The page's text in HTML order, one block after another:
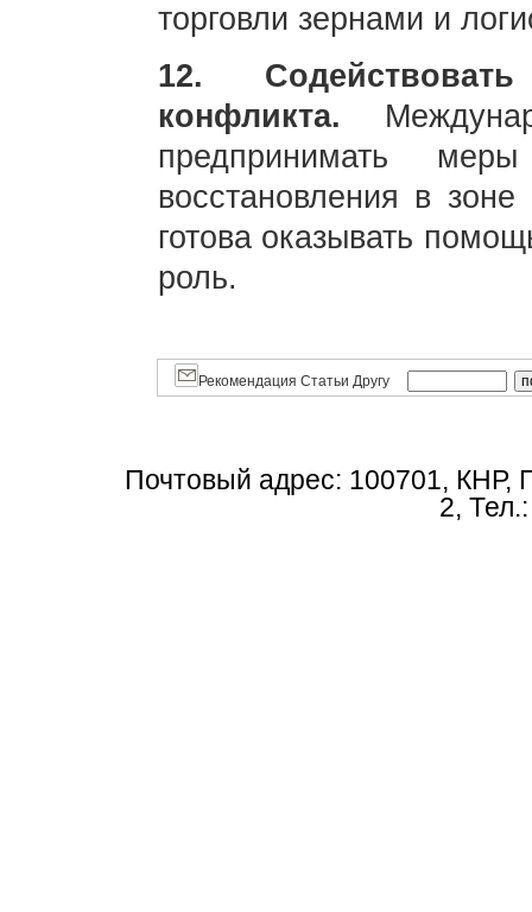
торговли зернами и
12.
конфликта.
предпринимать
восстановления в
готова оказывать
роль.
Рекомендация Статьи Другу
Почтовый адрес: 100701, КНР,
2,